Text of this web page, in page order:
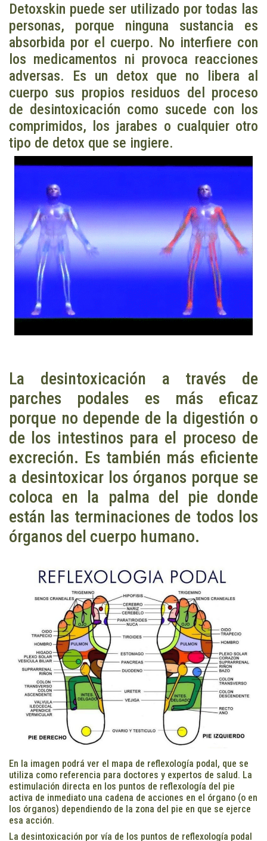
Detoxskin puede ser utilizado por todas las
personas, porque ninguna sustancia es
absorbida por el cuerpo. No interfiere con
los medicamentos ni provoca reacciones
adversas. Es un detox que no libera al
cuerpo sus propios residuos del proceso
de desintoxicación como sucede con los
comprimidos, los jarabes o cualquier otro
tipo de detox que se ingiere.
La desintoxicación a través de
parches podales es más eficaz
porque no depende de la digestión o
de los intestinos para el proceso de
excreción. Es también más eficiente
a desintoxicar los órganos porque se
coloca en la palma del pie donde
están las terminaciones de todos los
órganos del cuerpo humano.
En la imagen podrá ver el mapa de reflexología podal, que se
utiliza como referencia para doctores y expertos de salud. La
estimulación directa en los puntos de reflexología del pie
activa de inmediato una cadena de acciones en el órgano (o en
los órganos) dependiendo de la zona del pie en que se ejerce
esa acción.
La desintoxicación por vía de los puntos de reflexología podal